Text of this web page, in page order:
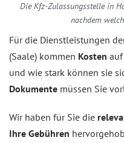
Die Kfz-Zulassungsstelle in
nachdem
Für die Dienstleistungen
(Saale) kommen Kosten
und wie stark können sie
Dokumente müssen Sie
Wir haben für Sie die
Ihre Gebühren